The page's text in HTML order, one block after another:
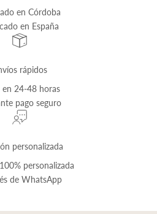
en Córdoba
en España
rápidos
en 24-48 horas
pago seguro
personalizada
personalizada
de WhatsApp